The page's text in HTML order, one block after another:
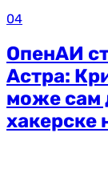
04
ОпенАИ
Астра:
може сам
хакерске